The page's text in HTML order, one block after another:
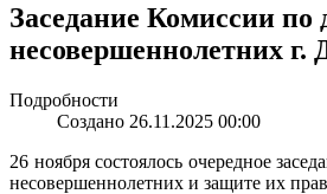
Заседание Комиссии по
несовершеннолетних г.
Подробности
Создано 26.11.2025 00:00
26 ноября состоялось очередное
несовершеннолетних и защите их